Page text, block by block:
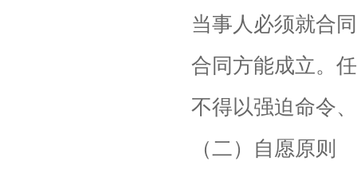
当事人必须就合
合同方能成立。
不得以强迫命令
（二）自愿原则